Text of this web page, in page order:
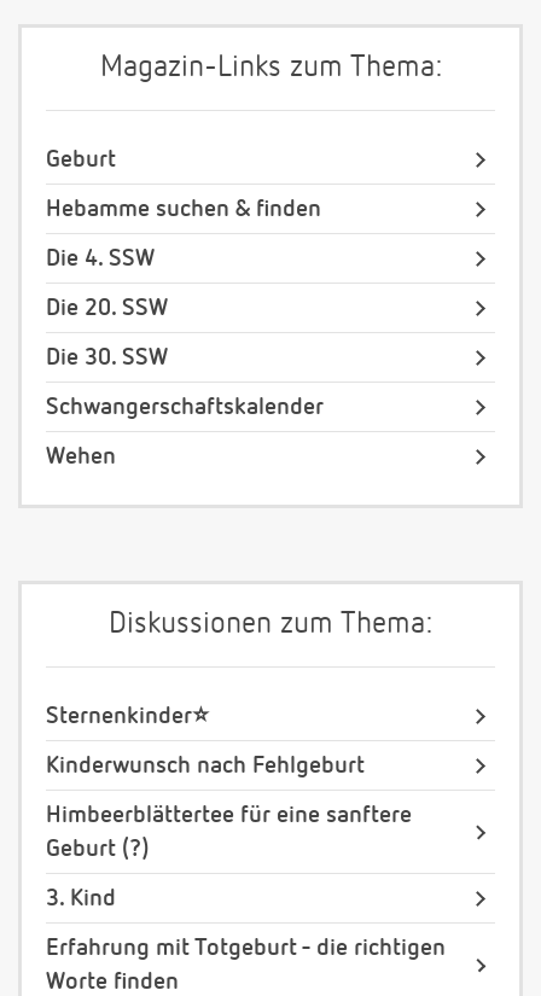
Magazin-Links zum Thema:
Geburt
Hebamme suchen & finden
Die 4. SSW
Die 20. SSW
Die 30. SSW
Schwangerschaftskalender
Wehen
Diskussionen zum Thema:
Sternenkinder⭐️
Kinderwunsch nach Fehlgeburt
Himbeerblättertee für eine sanftere
Geburt (?)
3. Kind
Erfahrung mit Totgeburt - die richtigen
Worte finden